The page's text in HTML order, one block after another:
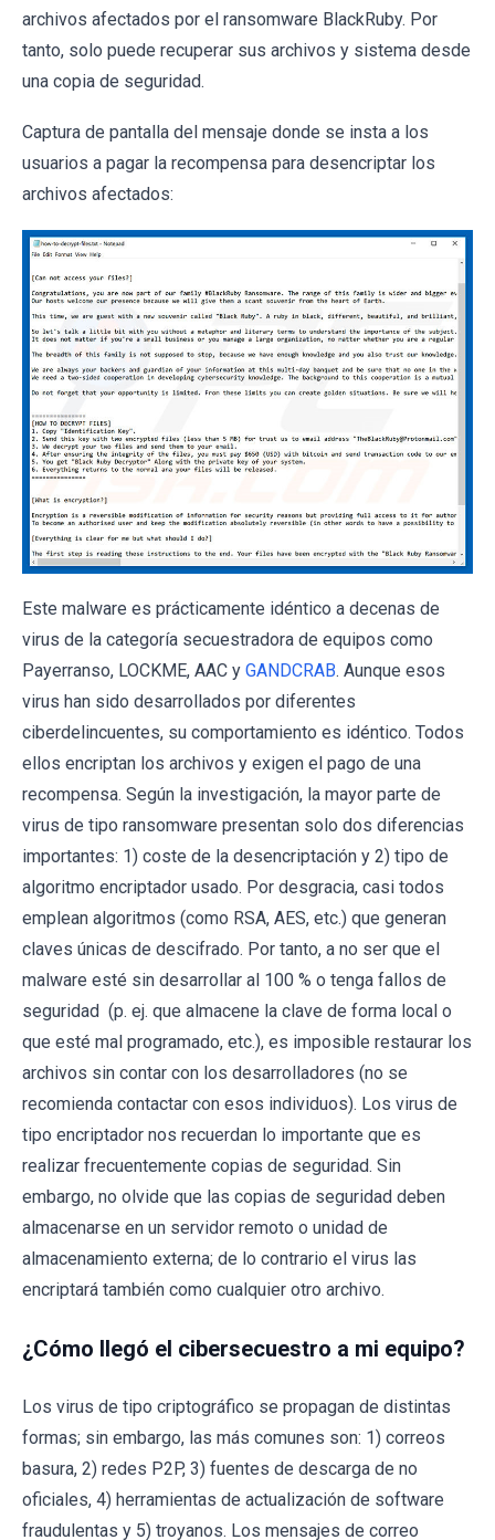
archivos afectados por el ransomware BlackRuby. Por
tanto, solo puede recuperar sus archivos y sistema desde
una copia de seguridad.
Captura de pantalla del mensaje donde se insta a los
usuarios a pagar la recompensa para desencriptar los
archivos afectados:
Este malware es prácticamente idéntico a decenas de
virus de la categoría secuestradora de equipos como
Payerranso, LOCKME, AAC y GANDCRAB. Aunque esos
virus han sido desarrollados por diferentes
ciberdelincuentes, su comportamiento es idéntico. Todos
ellos encriptan los archivos y exigen el pago de una
recompensa. Según la investigación, la mayor parte de
virus de tipo ransomware presentan solo dos diferencias
importantes: 1) coste de la desencriptación y 2) tipo de
algoritmo encriptador usado. Por desgracia, casi todos
emplean algoritmos (como RSA, AES, etc.) que generan
claves únicas de descifrado. Por tanto, a no ser que el
malware esté sin desarrollar al 100 % o tenga fallos de
seguridad (p. ej. que almacene la clave de forma local o
que esté mal programado, etc.), es imposible restaurar los
archivos sin contar con los desarrolladores (no se
recomienda contactar con esos individuos). Los virus de
tipo encriptador nos recuerdan lo importante que es
realizar frecuentemente copias de seguridad. Sin
embargo, no olvide que las copias de seguridad deben
almacenarse en un servidor remoto o unidad de
almacenamiento externa; de lo contrario el virus las
encriptará también como cualquier otro archivo.
¿Cómo llegó el cibersecuestro a mi equipo?
Los virus de tipo criptográfico se propagan de distintas
formas; sin embargo, las más comunes son: 1) correos
basura, 2) redes P2P, 3) fuentes de descarga de no
oficiales, 4) herramientas de actualización de software
fraudulentas y 5) troyanos. Los mensajes de correo